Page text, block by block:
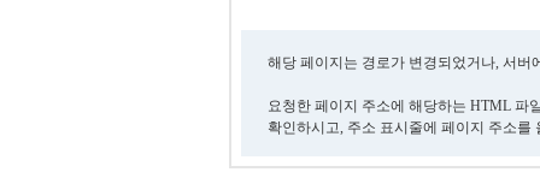
해당 페이지는 경로가 변경되었거나, 서
요청한 페이지 주소에 해당하는 HTML 파
확인하시고, 주소 표시줄에 페이지 주소